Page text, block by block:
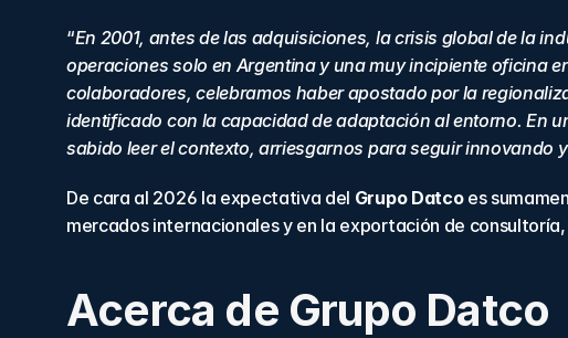
“En 2001, antes de las adquisiciones, la crisis global de la
operaciones solo en Argentina y una muy incipiente oficina
colaboradores, celebramos haber apostado por la
identificado con la capacidad de adaptación al entorno. En
sabido leer el contexto, arriesgarnos para seguir innovando
De cara al 2026 la expectativa del Grupo Datco es
mercados internacionales y en la exportación de
Acerca de Grupo Datco